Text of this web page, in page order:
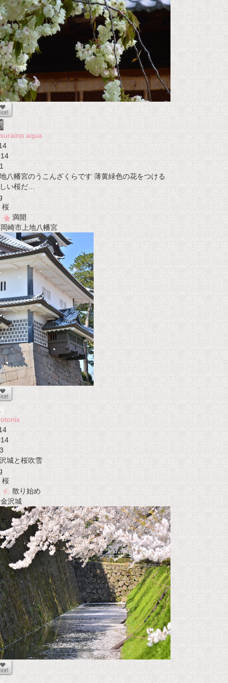
aqua
1
八幡宮のうこんざくらです 薄黄緑色の花をつける
い桜だ…
桜
満開
崎市上地八幡宮
3
城と桜吹雪
桜
散り始め
沢城